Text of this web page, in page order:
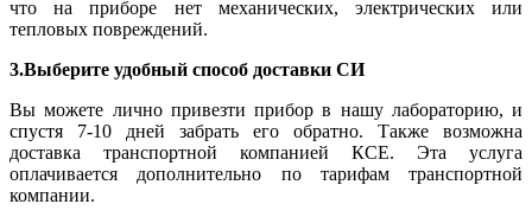
что на приборе нет механических, электрических или
тепловых повреждений.
3.Выберите удобный способ доставки СИ
Вы можете лично привезти прибор в нашу лабораторию, и
спустя 7-10 дней забрать его обратно. Также возможна
доставка транспортной компанией КСЕ. Эта услуга
оплачивается дополнительно по тарифам транспортной
компании.